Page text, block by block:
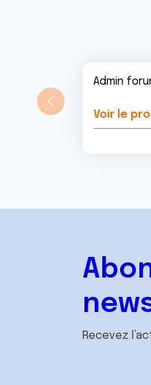
Admin
Voir le
Recevez